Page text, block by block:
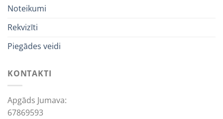
Noteikumi
Rekvizīti
Piegādes veidi
KONTAKTI
Apgāds Jumava:
67869593